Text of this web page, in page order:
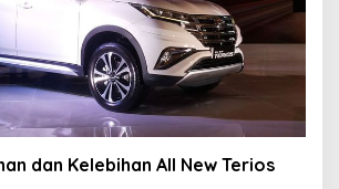
dan Kelebihan All New Terios